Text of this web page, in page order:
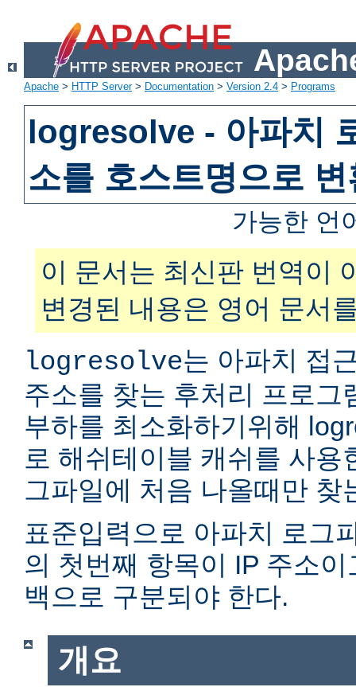
Apache > HTTP Server> Documentation > Version 2.4 > Programs
logresolve - 아파치
소를 호스트명으로
가능한 언
이 문서는 최신판 번역이
변경된 내용은 영어 문서
logresolve는 아파치 접
주소를 찾는 후처리 프로그
부하를 최소화하기위해
로 해쉬테이블 캐쉬를 사용
그파일에 처음 나올때만 찾
표준입력으로 아파치 로그
의 첫번째 항목이 IP 주소
백으로 구분되야 한다.
개요